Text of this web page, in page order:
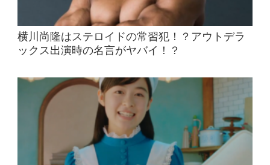
横川尚隆はステロイドの常習犯！？アウトデラ
ックス出演時の名言がヤバイ！？